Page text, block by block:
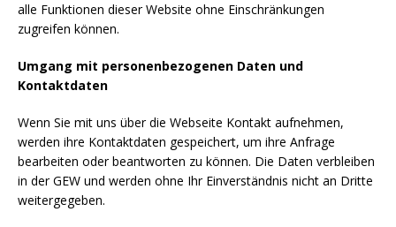
alle Funktionen dieser Website ohne Einschränkungen
zugreifen können.
Umgang mit personenbezogenen Daten und
Kontaktdaten
Wenn Sie mit uns über die Webseite Kontakt aufnehmen,
werden ihre Kontaktdaten gespeichert, um ihre Anfrage
bearbeiten oder beantworten zu können. Die Daten verbleiben
in der GEW und werden ohne Ihr Einverständnis nicht an Dritte
weitergegeben.